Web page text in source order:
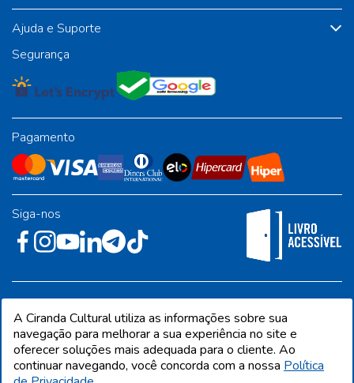
Ajuda e Suporte
Segurança
Pagamento
Siga-nos
Industrial - Jandira/SP - CEP 06612-001
A Ciranda Cultural utiliza as informações sobre sua
navegação para melhorar a sua experiência no site e
oferecer soluções mais adequada para o cliente. Ao
continuar navegando, você concorda com a nossa Política